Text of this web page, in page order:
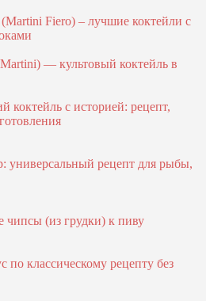
Fiero) – лучшие коктейли с
— культовый коктейль в
коктейль с историей: рецепт,
универсальный рецепт для рыбы,
(из грудки) к пиву
классическому рецепту без